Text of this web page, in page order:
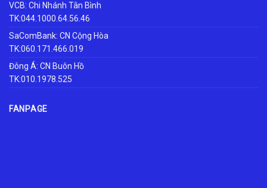
VCB: Chi Nhánh Tân Bình
TK:044.1000.64.56.46
SaComBank: CN Cộng Hòa
TK:060.171.466.019
Đông Á: CN Buôn Hồ
TK:010.1978.525
FANPAGE